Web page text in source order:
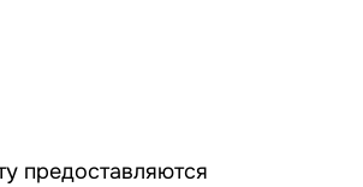
предоставляются